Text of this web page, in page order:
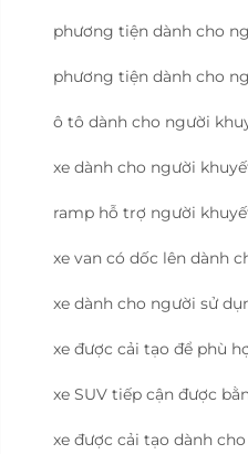
phương tiện dành cho
phương tiện dành cho
ô tô dành cho người
xe dành cho người
ramp hỗ trợ người
xe van có dốc lên dành
xe dành cho người sử
xe được cải tạo để phù
xe SUV tiếp cận được
xe được cải tạo dành